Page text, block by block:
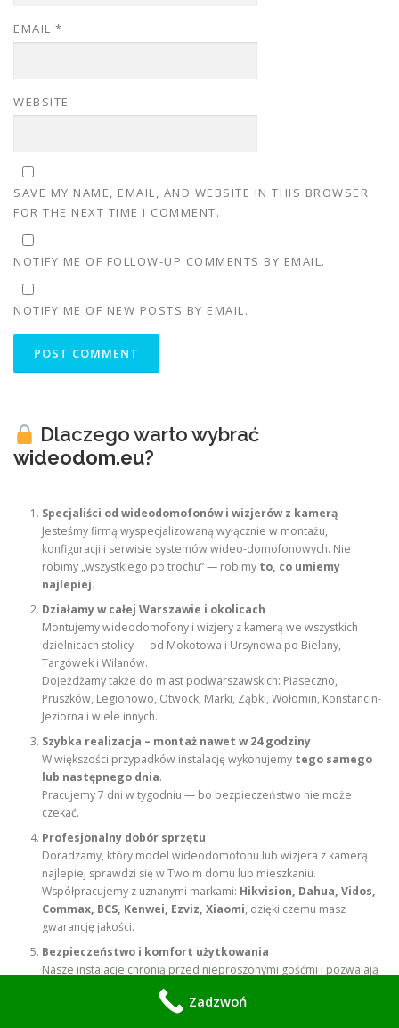
EMAIL *
WEBSITE
SAVE MY NAME, EMAIL, AND WEBSITE IN THIS BROWSER
FOR THE NEXT TIME I COMMENT.
NOTIFY ME OF FOLLOW-UP COMMENTS BY EMAIL.
NOTIFY ME OF NEW POSTS BY EMAIL.
Dlaczego warto wybrać
wideodom.eu?
Specjaliści od wideodomofonów i wizjerów z kamerą
Jesteśmy firmą wyspecjalizowaną wyłącznie w montażu,
konfiguracji i serwisie systemów wideo-domofonowych. Nie
robimy „wszystkiego po trochu” — robimy to, co umiemy
najlepiej.
Działamy w całej Warszawie i okolicach
Montujemy wideodomofony i wizjery z kamerą we wszystkich
dzielnicach stolicy — od Mokotowa i Ursynowa po Bielany,
Targówek i Wilanów.
Dojeżdżamy także do miast podwarszawskich: Piaseczno,
Pruszków, Legionowo, Otwock, Marki, Ząbki, Wołomin, Konstancin-
Jeziorna i wiele innych.
Szybka realizacja – montaż nawet w 24 godziny
W większości przypadków instalację wykonujemy tego samego
lub następnego dnia.
Pracujemy 7 dni w tygodniu — bo bezpieczeństwo nie może
czekać.
Profesjonalny dobór sprzętu
Doradzamy, który model wideodomofonu lub wizjera z kamerą
najlepiej sprawdzi się w Twoim domu lub mieszkaniu.
Współpracujemy z uznanymi markami: Hikvision, Dahua, Vidos,
Commax, BCS, Kenwei, Ezviz, Xiaomi, dzięki czemu masz
gwarancję jakości.
Bezpieczeństwo i komfort użytkowania
Nasze instalacje chronią przed nieproszonymi gośćmi i pozwalają
zobaczyć, kto dzwoni do drzwi — nawet, gdy jesteś poza domem.
Oferujemy systemy z aplikacjami mobilnymi, powiadomieniami i
Zadzwoń